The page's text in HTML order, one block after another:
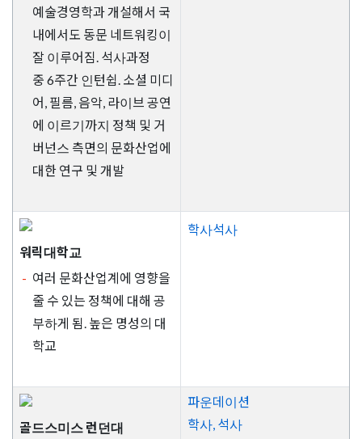
예술경영학과 개설해서 국
내에서도 동문 네트워킹이
잘 이루어짐. 석사과정
중 6주간 인턴쉽. 소셜 미디
어, 필름, 음악, 라이브 공연
에 이르기까지 정책 및 거
버넌스 측면의 문화산업에
대한 연구 및 개발
워릭대학교
여러 문화산업계에 영향을
줄 수 있는 정책에 대해 공
부하게 됨. 높은 명성의 대
학교
학사석사
골드스미스 런던대
파운데이션
학사, 석사